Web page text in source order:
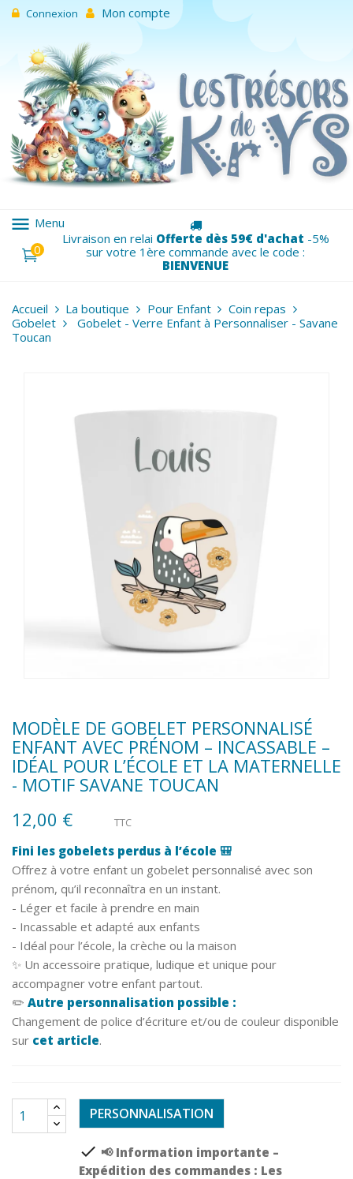
Connexion Mon compte
menu Menu
0
Livraison en relai Offerte dès 59€ d'achat -5%
sur votre 1ère commande avec le code :
BIENVENUE
Accueil La boutique Pour Enfant
Coin repas
Gobelet
Gobelet - Verre Enfant à Personnaliser - Savane
Toucan
MODÈLE DE GOBELET PERSONNALISÉ
ENFANT AVEC PRÉNOM – INCASSABLE –
IDÉAL POUR L’ÉCOLE ET LA MATERNELLE
- MOTIF SAVANE TOUCAN
12,00 €
TTC
Fini les gobelets perdus à l’école 🎒
Offrez à votre enfant un gobelet personnalisé avec son
prénom, qu’il reconnaîtra en un instant.
- Léger et facile à prendre en main
- Incassable et adapté aux enfants
- Idéal pour l’école, la crèche ou la maison
✨ Un accessoire pratique, ludique et unique pour
accompagner votre enfant partout.
✏️ Autre personnalisation possible :
Changement de police d’écriture et/ou de couleur disponible
sur cet article.
PERSONNALISATION
check 📢 Information importante –
Expédition des commandes : Les